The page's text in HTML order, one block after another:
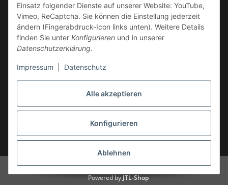
Alle akzeptieren
Konfigurieren
Ablehnen
Einsatz folgender Dienste auf unserer Website: YouTube,
Vimeo, ReCaptcha. Sie können die Einstellung jederzeit
ändern (Fingerabdruck-Icon links unten). Weitere Details
finden Sie unter Konfigurieren und in unserer
Datenschutzerklärung.
Impressum Datenschutz
Montag-Donnerstag von 13 bis 16 Uhr
* Alle Preise inkl. gesetzlicher USt., zzgl.Versand
© TK-Carparts Thomas Koch
Powered byJTL-Shop